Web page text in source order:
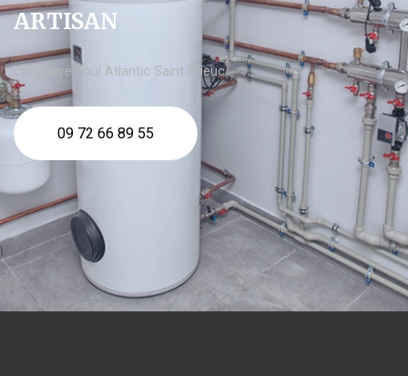
ARTISAN
chaudière fioul Atlantic Saint Brieuc
09 72 66 89 55